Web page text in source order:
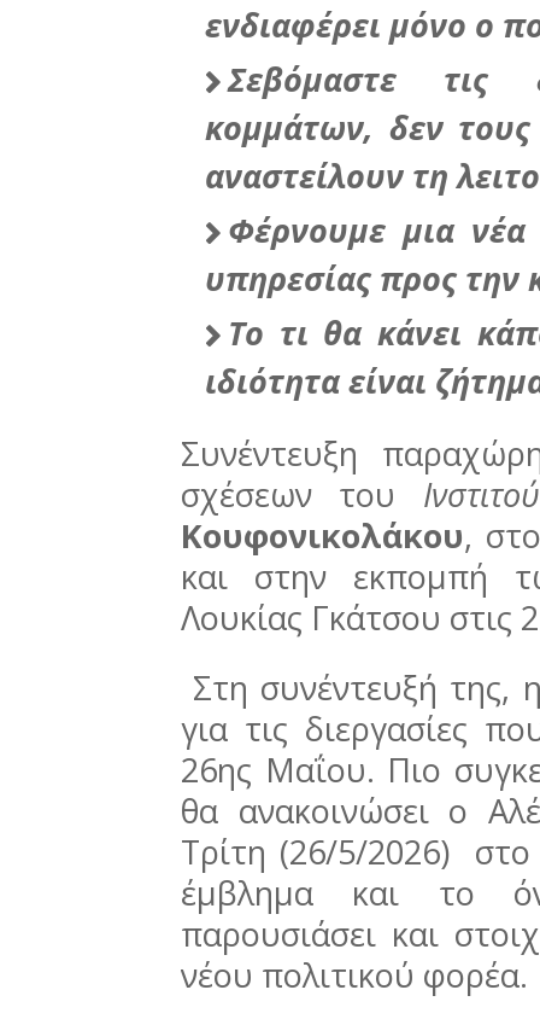
ενδιαφέρει μόνο ο
Σεβόμαστε τις
κομμάτων, δεν
αναστείλουν τη
Φέρνουμε μια νέα
υπηρεσίας προς την
Το τι θα κάνει
ιδιότητα είναι
Συνέντευξη
σχέσεων του
Κουφονικολάκου,
και στην εκπομπή
Λουκίας Γκάτσου στις
Στη συνέντευξή της,
για τις διεργασίες
26ης Μαΐου. Πιο
θα ανακοινώσει ο
Τρίτη (26/5/2026)
έμβλημα και το
παρουσιάσει και
νέου πολιτικού φορέα.